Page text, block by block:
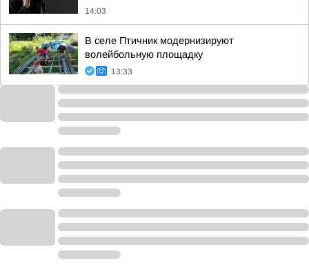
14:03
В селе Птичник модернизируют
волейбольную площадку
13:33